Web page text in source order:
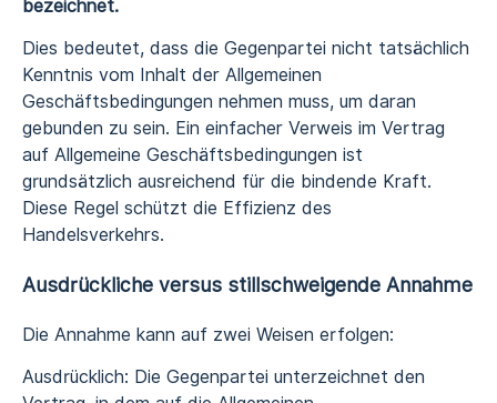
bezeichnet.
Dies bedeutet, dass die Gegenpartei nicht tatsächlich
Kenntnis vom Inhalt der Allgemeinen
Geschäftsbedingungen nehmen muss, um daran
gebunden zu sein. Ein einfacher Verweis im Vertrag
auf Allgemeine Geschäftsbedingungen ist
grundsätzlich ausreichend für die bindende Kraft.
Diese Regel schützt die Effizienz des
Handelsverkehrs.
Ausdrückliche versus stillschweigende Annahme
Die Annahme kann auf zwei Weisen erfolgen:
Ausdrücklich: Die Gegenpartei unterzeichnet den